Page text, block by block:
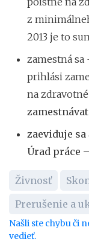
z
2013 je to
zamestná
prihlási
na
zaeviduje sa
Úrad práce
Živnosť
Prerušenie a
Našli ste chybu či
vedieť.